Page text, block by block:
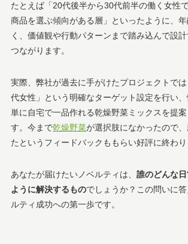
たとえば「20代後半から30代前半の働く女性
商品を選ぶ傾向がある層」といったように、
く、価値観や行動パターンまで踏み込んで設
つながります。
実際、弊社が過去に手がけたプロジェクトで
代女性」という明確なターゲット設定を行い
単に自宅で一品作れる乾燥野菜ミックスを提
す。今まで乾燥野菜が選択肢になかったので
たというフィードバックももらい好評に終わり
あなたが届けたいノベルティは、 誰のどんな
ように解決するものでしょうか？この問いに
ルティ成功への第一歩です。